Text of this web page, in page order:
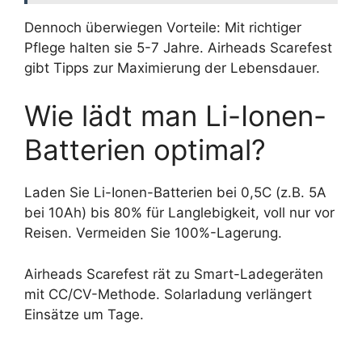
Dennoch überwiegen Vorteile: Mit richtiger
Pflege halten sie 5-7 Jahre. Airheads Scarefest
gibt Tipps zur Maximierung der Lebensdauer.
Wie lädt man Li-Ionen-
Batterien optimal?
Laden Sie Li-Ionen-Batterien bei 0,5C (z.B. 5A
bei 10Ah) bis 80% für Langlebigkeit, voll nur vor
Reisen. Vermeiden Sie 100%-Lagerung.
Airheads Scarefest rät zu Smart-Ladegeräten
mit CC/CV-Methode. Solarladung verlängert
Einsätze um Tage.